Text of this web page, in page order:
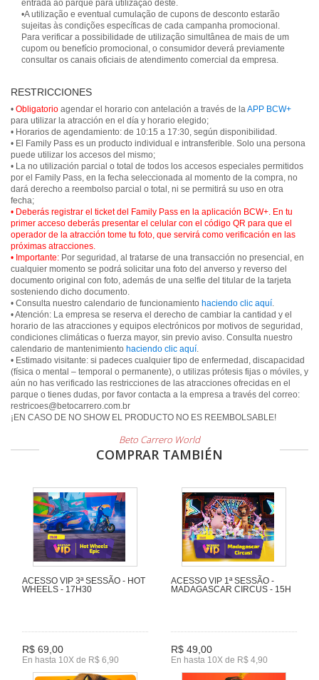
entrada ao parque para utilização deste.
•A utilização e eventual cumulação de cupons de desconto estarão
sujeitas às condições específicas de cada campanha promocional.
Para verificar a possibilidade de utilização simultânea de mais de um
cupom ou benefício promocional, o consumidor deverá previamente
consultar os canais oficiais de atendimento comercial da empresa.
RESTRICCIONES
• Obligatorio agendar el horario con antelación a través de laAPP BCW+
para utilizar la atracción en el día y horario elegido;
• Horarios de agendamiento: de 10:15 a 17:30, según disponibilidad.
• El Family Pass es un producto individual e intransferible. Solo una persona
puede utilizar los accesos del mismo;
• La no utilización parcial o total de todos los accesos especiales permitidos
por el Family Pass, en la fecha seleccionada al momento de la compra, no
dará derecho a reembolso parcial o total, ni se permitirá su uso en otra
• Deberás registrar el ticket del Family Pass en la aplicación BCW+. En tu
primer acceso deberás presentar el celular con el código QR para que el
operador de la atracción tome tu foto, que servirá como verificación en las
próximas atracciones.
• Importante: Por seguridad, al tratarse de una transacción no presencial, en
cualquier momento se podrá solicitar una foto del anverso y reverso del
documento original con foto, además de una selfie del titular de la tarjeta
sosteniendo dicho documento.
• Consulta nuestro calendario de funcionamiento haciendo clic aquí.
• Atención: La empresa se reserva el derecho de cambiar la cantidad y el
horario de las atracciones y equipos electrónicos por motivos de seguridad,
condiciones climáticas o fuerza mayor, sin previo aviso. Consulta nuestro
calendario de mantenimiento haciendo clic aquí.
• Estimado visitante: si padeces cualquier tipo de enfermedad, discapacidad
(física o mental – temporal o permanente), o utilizas prótesis fijas o móviles, y
aún no has verificado las restricciones de las atracciones ofrecidas en el
parque o tienes dudas, por favor contacta a la empresa a través del correo:
restricoes@betocarrero.com.br
¡EN CASO DE NO SHOW EL PRODUCTO NO ES REEMBOLSABLE!
Beto Carrero World
COMPRAR TAMBIÉN
ACESSO VIP 3ª SESSÃO - HOT
WHEELS - 17H30
R$ 69,00
En hasta 10X de R$ 6,90
ACESSO VIP 1ª SESSÃO -
MADAGASCAR CIRCUS - 15H
R$ 49,00
En hasta 10X de R$ 4,90